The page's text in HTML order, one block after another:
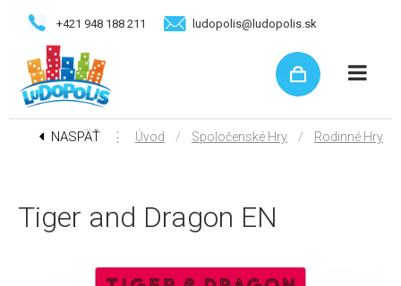
+421 948 188 211 ludopolis@ludopolis.sk
NASPÄŤ ⋮ Úvod / Spoločenské Hry / Rodinné Hry
Tiger and Dragon EN